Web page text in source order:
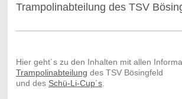
Trampolinabteilung des TSV
Hier geht´s zu den Inhalten mit allen
Trampolinabteilung des TSV Bösingfeld
und des Schü-Li-Cup´s.